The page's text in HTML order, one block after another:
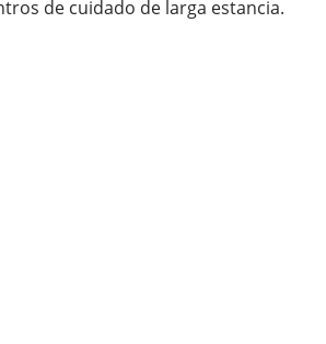
de cuidado de larga estancia.